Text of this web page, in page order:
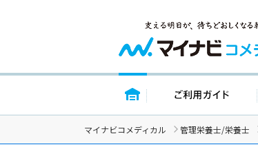
トップページ
マイナビコメディカル 管理栄養士/栄養士